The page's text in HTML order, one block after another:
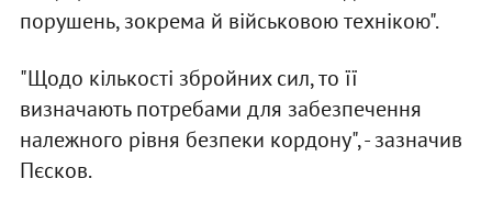
порушень, зокрема й військовою технікою".
"Щодо кількості збройних сил, то її
визначають потребами для забезпечення
належного рівня безпеки кордону", - зазначив
Пєсков.